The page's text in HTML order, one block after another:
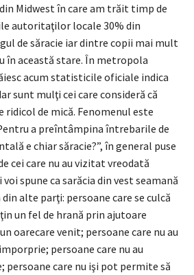
Midwest în care am trăit timp de
autoritaţilor locale 30% din
de săracie iar dintre copii mai mult
în această stare. În metropola
acum statisticile oficiale indica
sunt mulţi cei care consideră că
ridicol de mică. Fenomenul este
a preîntâmpina întrebarile de
e chiar săracie?”, în general puse
cei care nu au vizitat vreodată
spune ca sarăcia din vest seamană
alte parţi: persoane care se culcă
un fel de hrană prin ajutoare
oarecare venit; persoane care nu au
persoane care nu au
persoane care nu işi pot permite să